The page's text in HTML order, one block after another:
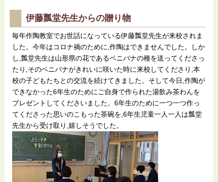
伊藤瓢堂先生からの贈り物
毎年作陶教室でお世話になっている伊藤瓢堂先生が来校されま
した。今年はコロナ禍のために,作陶はできませんでした。しか
し,瓢堂先生は山形県の花であるベニバナの種を送ってくださっ
たり,そのベニバナがきれいに咲いた時に来校してくださり,本
校の子どもたちとの交流を続けてきました。そして今日,作陶が
できなかった6年生のためにご自身で作られた湯飲み茶わんを
プレゼントしてくださいました。6年生のために一つ一つ作っ
てくださった思いのこもった茶碗を,6年生児童一人一人は瓢堂
先生から受け取り,嬉しそうでした。